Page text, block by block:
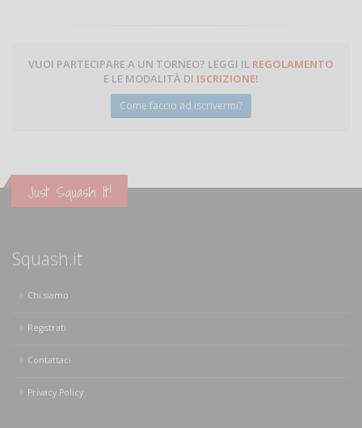
VUOI PARTECIPARE A UN TORNEO? LEGGI IL REGOLAMENTO
E LE MODALITÀ DI ISCRIZIONE!
Come faccio ad iscrivermi?
Just Squash It!
Squash.it
Chi siamo
Registrati
Contattaci
Privacy Policy